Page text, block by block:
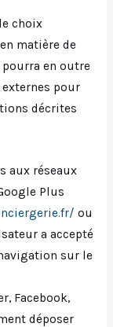
choix
matière de
pourra en outre
pour
décrites
aux réseaux
Plus
ou
a accepté
sur le
Facebook,
déposer